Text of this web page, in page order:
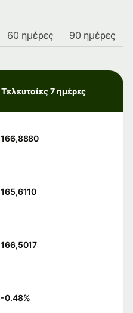
60 ημέρες 90 ημέρες
Τελευταίες 7 ημέρες
166,8880
165,6110
166,5017
-0.48%